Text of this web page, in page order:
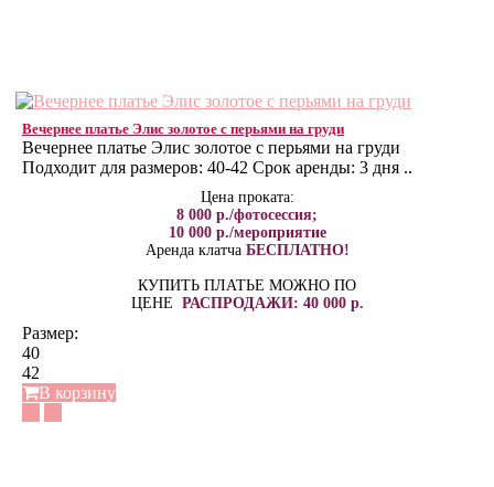
Вечернее платье Элис золотое с перьями на груди
Вечернее платье Элис золотое с перьями на груди
Подходит для размеров: 40-42 Срок аренды: 3 дня ..
Цена проката:
8 000 р./фотосессия;
10 000 р./мероприятие
Аренда клатча БЕСПЛАТНО!
КУПИТЬ ПЛАТЬЕ МОЖНО ПО
ЦЕНЕ РАСПРОДАЖИ: 40 000 р.
Размер:
40
42
В корзину